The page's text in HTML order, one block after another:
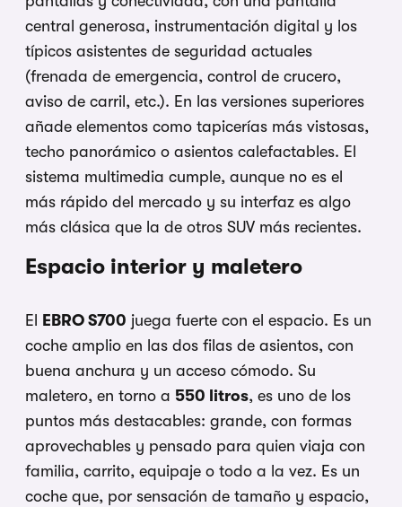
central generosa, instrumentación digital y los
típicos asistentes de seguridad actuales
(frenada de emergencia, control de crucero,
aviso de carril, etc.). En las versiones superiores
añade elementos como tapicerías más vistosas,
techo panorámico o asientos calefactables. El
sistema multimedia cumple, aunque no es el
más rápido del mercado y su interfaz es algo
más clásica que la de otros SUV más recientes.
Espacio interior y maletero
El EBRO S700 juega fuerte con el espacio. Es un
coche amplio en las dos filas de asientos, con
buena anchura y un acceso cómodo. Su
maletero, en torno a 550 litros, es uno de los
puntos más destacables: grande, con formas
aprovechables y pensado para quien viaja con
familia, carrito, equipaje o todo a la vez. Es un
coche que, por sensación de tamaño y espacio,